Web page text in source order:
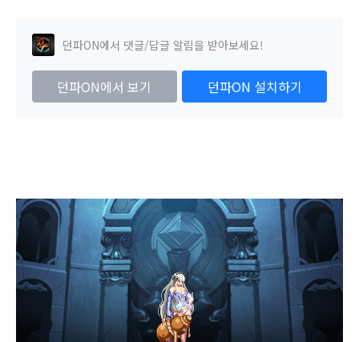
던파ON에서 댓글/답글 알림을 받아보세요!
던파ON에서 보기 던파ON 설치하기